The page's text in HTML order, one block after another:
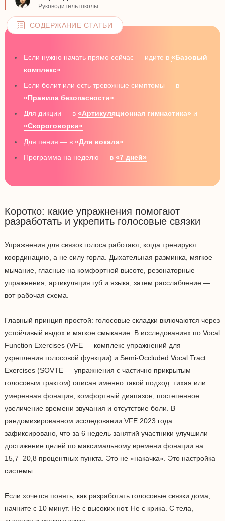
Руководитель школы
СОДЕРЖАНИЕ СТАТЬИ
Если нужно начать прямо сейчас — идите в «Базовый
комплекс»
Если болит или есть тревожные симптомы — в
«Правила безопасности»
Для дикции — в «Артикуляционная гимнастика» и
«Скороговорки»
Для пения — в «Для вокала»
Программа на неделю — в «7 дней»
Коротко: какие упражнения помогают
разработать и укрепить голосовые связки
Упражнения для связок голоса работают, когда тренируют
координацию, а не силу горла. Дыхательная разминка, мягкое
мычание, гласные на комфортной высоте, резонаторные
упражнения, артикуляция губ и языка, затем расслабление —
вот рабочая схема.
Главный принцип простой: голосовые складки включаются через
устойчивый выдох и мягкое смыкание. В исследованиях по Vocal
Function Exercises (VFE — комплекс упражнений для
укрепления голосовой функции) и Semi-Occluded Vocal Tract
Exercises (SOVTE — упражнения с частично прикрытым
голосовым трактом) описан именно такой подход: тихая или
умеренная фонация, комфортный диапазон, постепенное
увеличение времени звучания и отсутствие боли. В
рандомизированном исследовании VFE 2023 года
зафиксировано, что за 6 недель занятий участники улучшили
достижение целей по максимальному времени фонации на
15,7–20,8 процентных пункта. Это не «накачка». Это настройка
системы.
Если хочется понять, как разработать голосовые связки дома,
начните с 10 минут. Не с высоких нот. Не с крика. С тела,